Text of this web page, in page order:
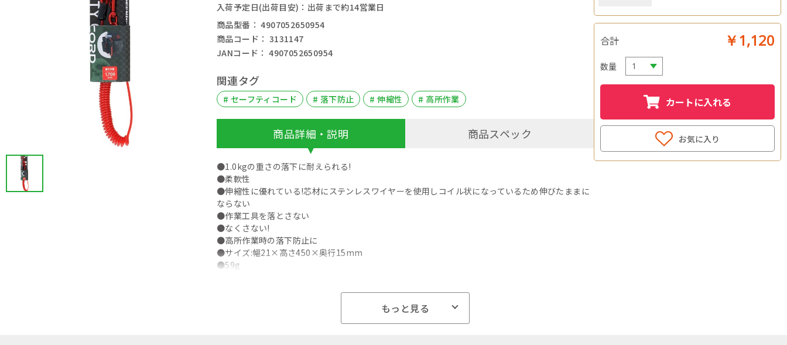
入荷予定日(出荷目安)：出荷まで約14営業日
商品型番： 4907052650954
商品コード： 3131147
JANコード： 4907052650954
関連タグ
# セーフティコード # 落下防止 # 伸縮性 # 高所作業
商品詳細・説明
●1.0kgの重さの落下に耐えられる!
●柔軟性
●伸縮性に優れている!芯材にステンレスワイヤーを使用しコイル状になっているため伸びたままに
ならない
●作業工具を落とさない
●なくさない!
●高所作業時の落下防止に
●サイズ:幅21×高さ450×奥行15mm
●59g
もっと見る
商品スペック
合計 ￥1,120
数量
カートに入れる
お気に入り